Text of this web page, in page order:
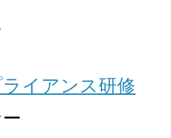
イアンス研修